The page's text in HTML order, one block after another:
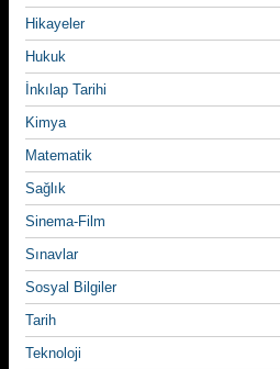
Hikayeler
Hukuk
İnkılap Tarihi
Kimya
Matematik
Sağlık
Sinema-Film
Sınavlar
Sosyal Bilgiler
Tarih
Teknoloji